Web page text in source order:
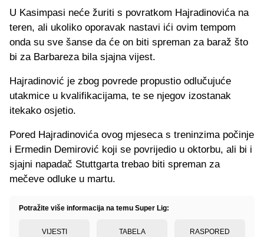
U Kasimpasi neće žuriti s povratkom Hajradinovića na
teren, ali ukoliko oporavak nastavi ići ovim tempom
onda su sve šanse da će on biti spreman za baraž što
bi za Barbareza bila sjajna vijest.
Hajradinović je zbog povrede propustio odlučujuće
utakmice u kvalifikacijama, te se njegov izostanak
itekako osjetio.
Pored Hajradinovića ovog mjeseca s treninzima počinje
i Ermedin Demirović koji se povrijedio u oktorbu, ali bi i
sjajni napadač Stuttgarta trebao biti spreman za
mečeve odluke u martu.
Potražite više informacija na temu Super Lig:
VIJESTI TABELA RASPORED